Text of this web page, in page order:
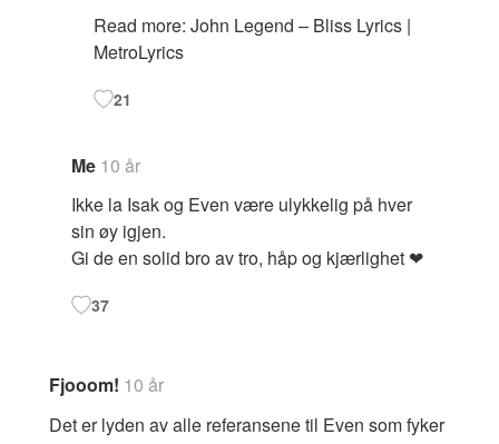
Read more: John Legend – Bliss Lyrics |
MetroLyrics
21
Me 10 år
Ikke la Isak og Even være ulykkelig på hver
sin øy igjen.
Gi de en solid bro av tro, håp og kjærlighet ❤
37
Fjooom! 10 år
Det er lyden av alle referansene til Even som fyker